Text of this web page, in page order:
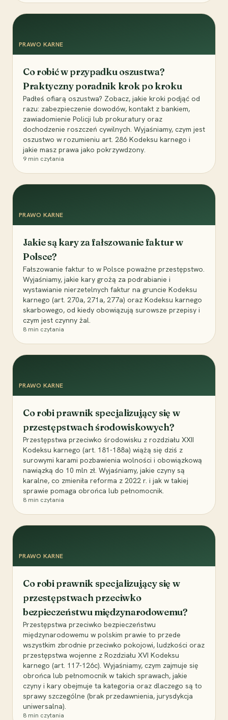
PRAWO KARNE
Co robić w przypadku oszustwa?
Praktyczny poradnik krok po kroku
Padłeś ofiarą oszustwa? Zobacz, jakie kroki podjąć od
razu: zabezpieczenie dowodów, kontakt z bankiem,
zawiadomienie Policji lub prokuratury oraz
dochodzenie roszczeń cywilnych. Wyjaśniamy, czym jest
oszustwo w rozumieniu art. 286 Kodeksu karnego i
jakie masz prawa jako pokrzywdzony.
9 min czytania
PRAWO KARNE
Jakie są kary za fałszowanie faktur w
Polsce?
Fałszowanie faktur to w Polsce poważne przestępstwo.
Wyjaśniamy, jakie kary grożą za podrabianie i
wystawianie nierzetelnych faktur na gruncie Kodeksu
karnego (art. 270a, 271a, 277a) oraz Kodeksu karnego
skarbowego, od kiedy obowiązują surowsze przepisy i
czym jest czynny żal.
8 min czytania
PRAWO KARNE
Co robi prawnik specjalizujący się w
przestępstwach środowiskowych?
Przestępstwa przeciwko środowisku z rozdziału XXII
Kodeksu karnego (art. 181-188a) wiążą się dziś z
surowymi karami pozbawienia wolności i obowiązkową
nawiązką do 10 mln zł. Wyjaśniamy, jakie czyny są
karalne, co zmieniła reforma z 2022 r. i jak w takiej
sprawie pomaga obrońca lub pełnomocnik.
8 min czytania
PRAWO KARNE
Co robi prawnik specjalizujący się w
przestępstwach przeciwko
bezpieczeństwu międzynarodowemu?
Przestępstwa przeciwko bezpieczeństwu
międzynarodowemu w polskim prawie to przede
wszystkim zbrodnie przeciwko pokojowi, ludzkości oraz
przestępstwa wojenne z Rozdziału XVI Kodeksu
karnego (art. 117-126c). Wyjaśniamy, czym zajmuje się
obrońca lub pełnomocnik w takich sprawach, jakie
czyny i kary obejmuje ta kategoria oraz dlaczego są to
sprawy szczególne (brak przedawnienia, jurysdykcja
uniwersalna).
8 min czytania